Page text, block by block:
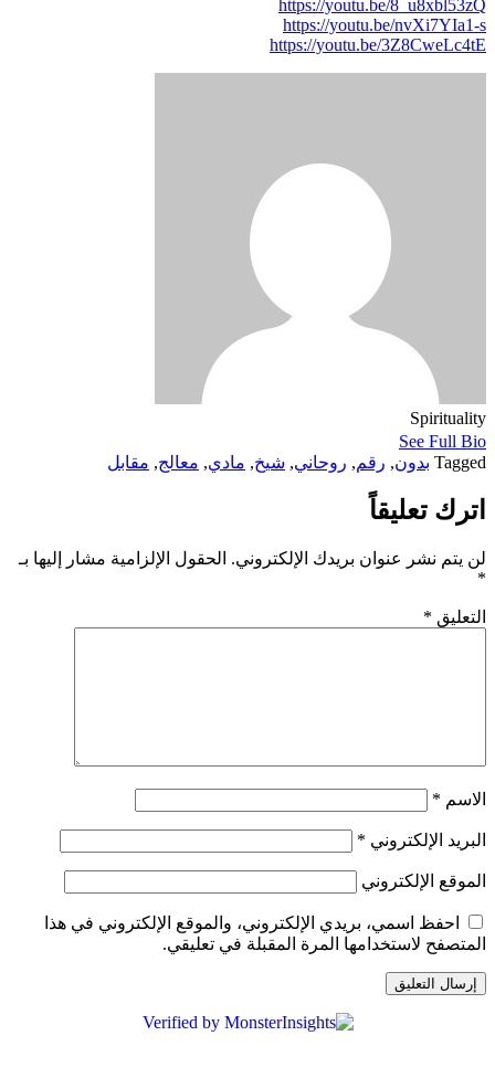
https://youtu.be/
https://youtu.be/nvXi7YIa1-
https://youtu.be/
See Full
بدون,رقم,روحاني, شيخ,مادي,معالج,مقابل
تعليقاً
يتم نشر عنوان بريدك الإلكتروني. الحقول الإلزامية مشار إليها بـ
*
*
الإلكتروني *
الإلكتروني
احفظ اسمي، بريدي الإلكتروني، والموقع الإلكتروني في هذا
لاستخدامها المرة المقبلة في تعليقي.